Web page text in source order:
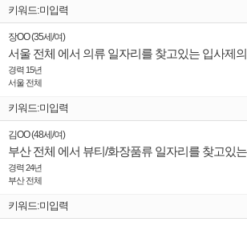
키워드:미입력
장OO(35세 /여)
경력 15년
서울 전체
키워드:미입력
김OO(48세 /여)
경력 24년
부산 전체
키워드:미입력